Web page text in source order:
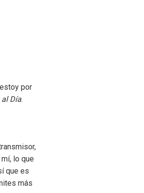
por
al Día.
lo que
que es
más